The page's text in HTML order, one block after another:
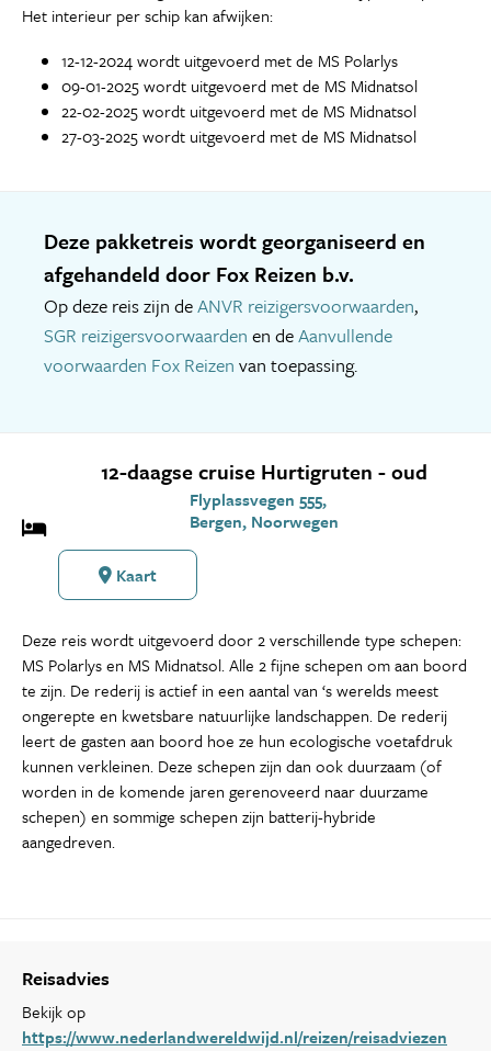
Het interieur per schip kan afwijken:
12-12-2024 wordt uitgevoerd met de MS Polarlys
09-01-2025 wordt uitgevoerd met de MS Midnatsol
22-02-2025 wordt uitgevoerd met de MS Midnatsol
27-03-2025 wordt uitgevoerd met de MS Midnatsol
Deze pakketreis wordt georganiseerd en
afgehandeld door Fox Reizen b.v.
Op deze reis zijn deANVR reizigersvoorwaarden,
SGR reizigersvoorwaarden en deAanvullende
voorwaarden Fox Reizen van toepassing.
12-daagse cruise Hurtigruten - oud
Flyplassvegen 555,
Bergen, Noorwegen
Kaart
Deze reis wordt uitgevoerd door 2 verschillende type schepen:
MS Polarlys en MS Midnatsol. Alle 2 fijne schepen om aan boord
te zijn. De rederij is actief in een aantal van ‘s werelds meest
ongerepte en kwetsbare natuurlijke landschappen. De rederij
leert de gasten aan boord hoe ze hun ecologische voetafdruk
kunnen verkleinen. Deze schepen zijn dan ook duurzaam (of
worden in de komende jaren gerenoveerd naar duurzame
schepen) en sommige schepen zijn batterij-hybride
aangedreven.
Reisadvies
Bekijk op
https://www.nederlandwereldwijd.nl/reizen/reisadviezen